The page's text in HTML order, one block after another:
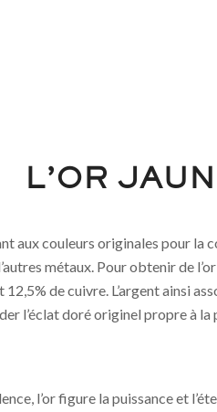
L’OR
aux couleurs originales pour la
métaux. Pour obtenir de
12,5% de cuivre. L’argent ainsi
l’éclat doré originel propre à la
l’or figure la puissance et